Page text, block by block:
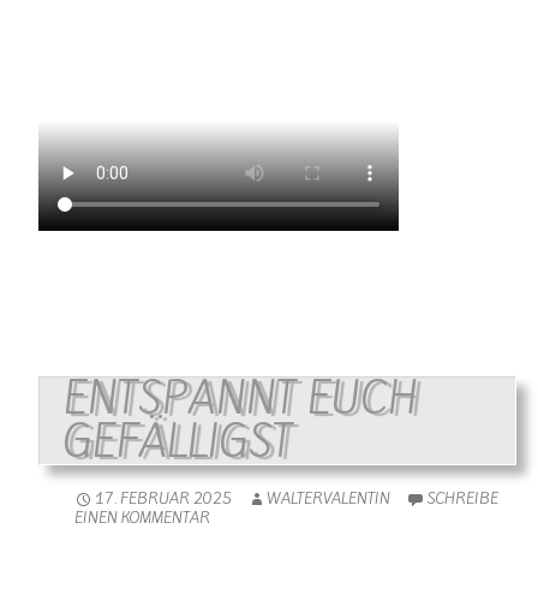
ENTSPANNT EUCH
GEFÄLLIGST
17. FEBRUAR 2025 WALTERVALENTIN
SCHREIBE
EINEN KOMMENTAR